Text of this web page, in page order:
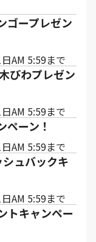
ゴープレゼン
AM 5:59まで
びわプレゼン
AM 5:59まで
ーン！
AM 5:59まで
ュバックキ
AM 5:59まで
トキャンペー